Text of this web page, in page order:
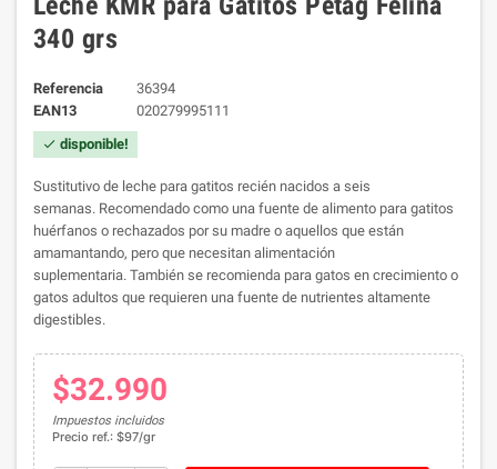
340 grs
Referencia
36394
EAN13
020279995111
check disponible!
Sustitutivo de leche para gatitos recién nacidos a seis
semanas. Recomendado como una fuente de alimento para gatitos
huérfanos o rechazados por su madre o aquellos que están
amamantando, pero que necesitan alimentación
suplementaria. También se recomienda para gatos en crecimiento o
gatos adultos que requieren una fuente de nutrientes altamente
digestibles.
$32.990
Impuestos incluidos
Precio ref.: $97/gr